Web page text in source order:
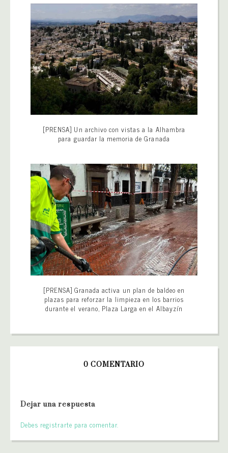
[PRENSA] Un archivo con vistas a la Alhambra
para guardar la memoria de Granada
[PRENSA] Granada activa un plan de baldeo en
plazas para reforzar la limpieza en los barrios
durante el verano, Plaza Larga en el Albayzín
0 COMENTARIO
Dejar una respuesta
Debes registrarte para comentar.